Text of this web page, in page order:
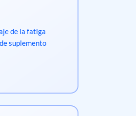
de la fatiga
suplemento